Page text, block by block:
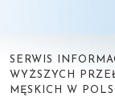
SERWIS
WYŻSZYCH
MĘSKICH W